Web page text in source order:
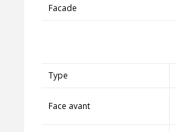
Facade
Type
Face avant